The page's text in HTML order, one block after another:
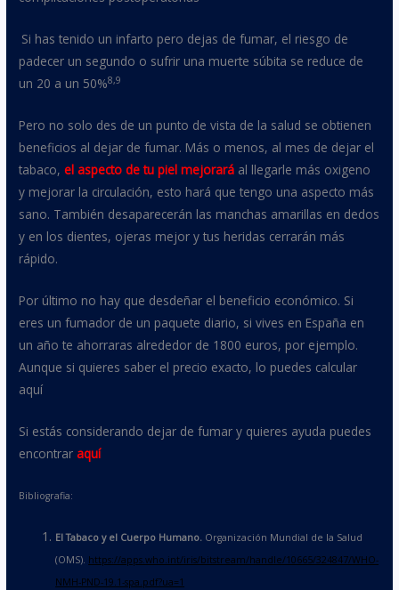
Si has tenido un infarto pero dejas de fumar, el riesgo de
padecer un segundo o sufrir una muerte súbita se reduce de
un 20 a un 50%8,9
Pero no solo des de un punto de vista de la salud se obtienen
beneficios al dejar de fumar. Más o menos, al mes de dejar el
tabaco,el aspecto de tu piel mejorará al llegarle más oxigeno
y mejorar la circulación, esto hará que tengo una aspecto más
sano. También desaparecerán las manchas amarillas en dedos
y en los dientes, ojeras mejor y tus heridas cerrarán más
rápido.
Por último no hay que desdeñar el beneficio económico. Si
eres un fumador de un paquete diario, si vives en España en
un año te ahorraras alrededor de 1800 euros, por ejemplo.
Aunque si quieres saber el precio exacto, lo puedes calcular
aquí
Si estás considerando dejar de fumar y quieres ayuda puedes
encontraraquí
Bibliografia:
El Tabaco y el Cuerpo Humano. Organización Mundial de la Salud
(OMS). https://apps.who.int/iris/bitstream/handle/10665/324847/WHO-
NMH-PND-19.1-spa.pdf?ua=1